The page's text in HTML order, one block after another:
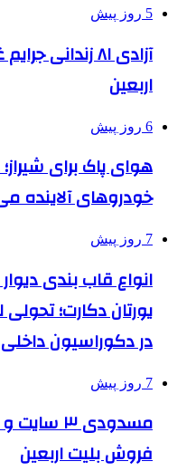
5 روز پیش
آزادی ۸۱
اربعین
6 روز پیش
هوای پاک برای
خودروهای آلاینده
7 روز پیش
انواع قاب بندی
یورتان دکارت؛
در دکوراسیون داخلی
7 روز پیش
مسدودی ۳
فروش بلیت اربعین